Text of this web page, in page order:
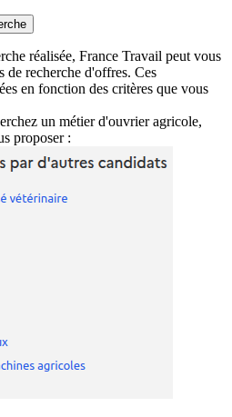
réalisée, France Travail peut vous
de recherche d'offres. Ces
en fonction des critères que vous
un métier d'ouvrier agricole,
proposer :